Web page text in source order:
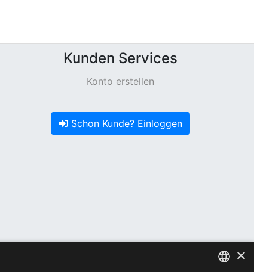
Kunden Services
Konto erstellen
Schon Kunde? Einloggen
×